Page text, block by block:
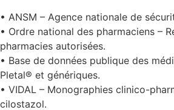
• ANSM – Agence nationale de
• Ordre national des pharmaciens –
pharmacies autorisées.
• Base de données publique des
Pletal® et génériques.
• VIDAL – Monographies clinico-
cilostazol.